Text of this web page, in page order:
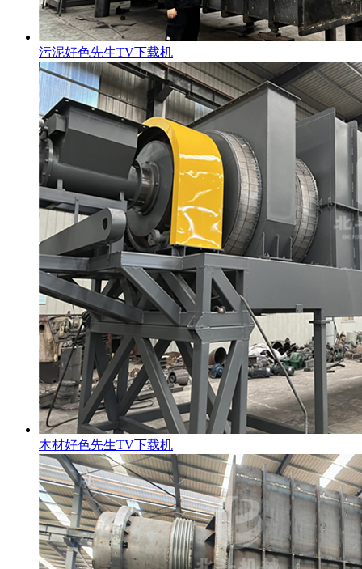
污泥好色先生TV下载机
木材好色先生TV下载机